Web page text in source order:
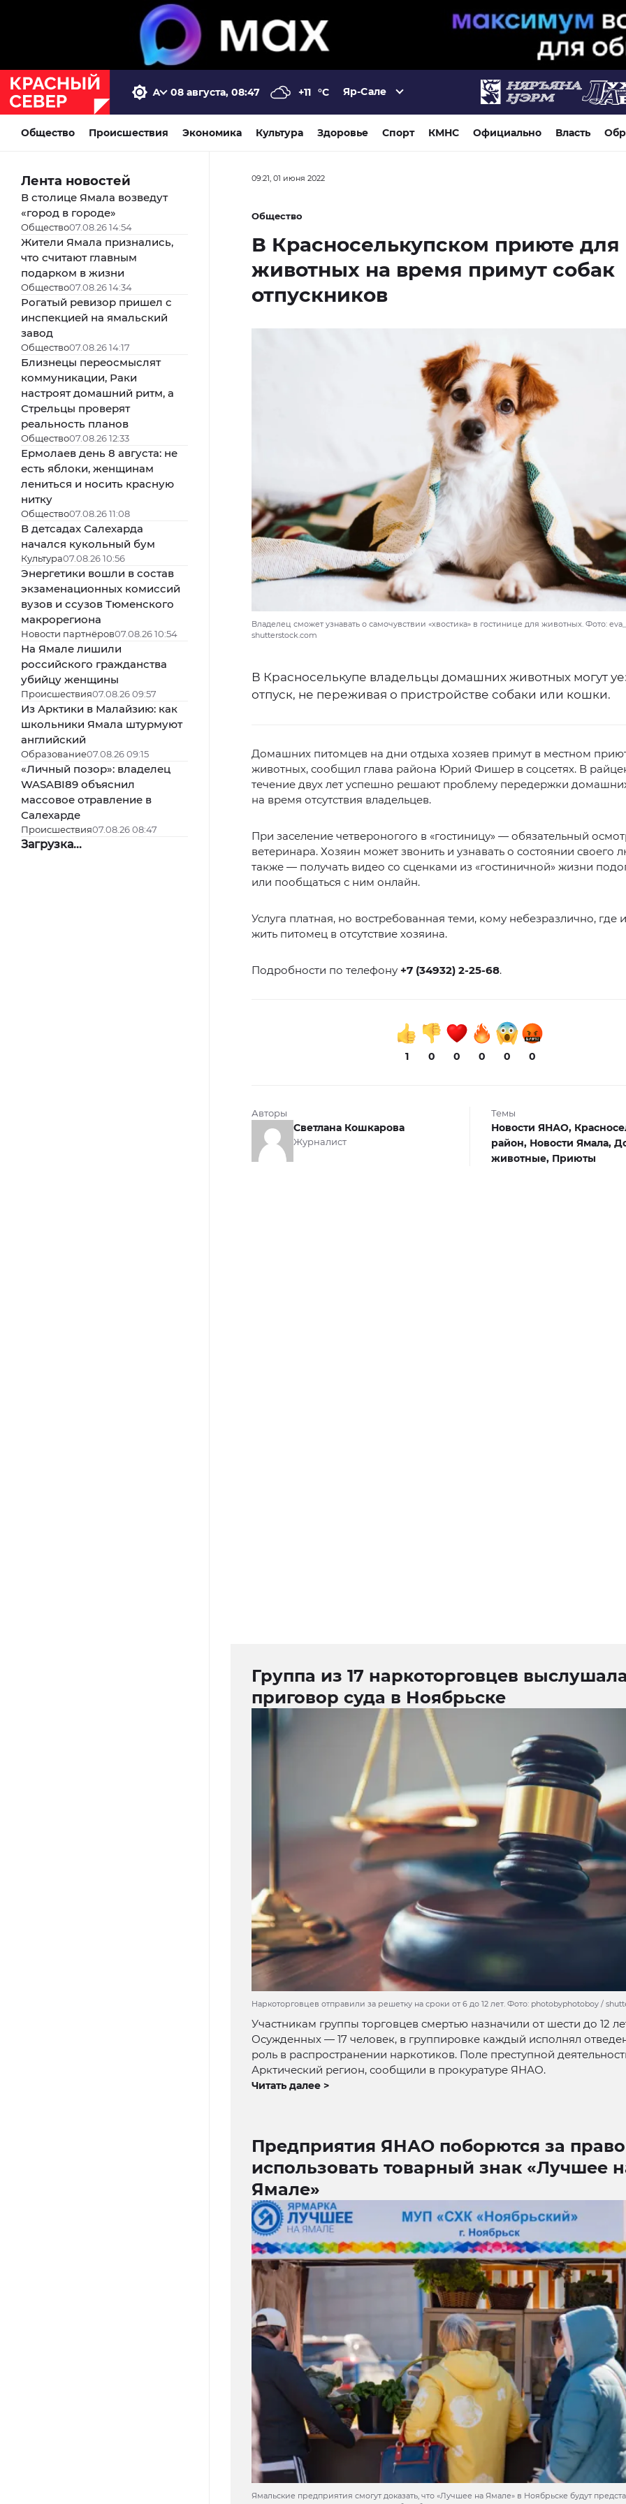
08 августа, 08:47 +11 °C Яр-Сале
Общество Происшествия Экономика Культура Здоровье Спорт КМНС Официально Власть
Лента новостей
В столице Ямала возведут
«город в городе»
Общество07.08.26 14:54
Жители Ямала признались,
что считают главным
подарком в жизни
Общество07.08.26 14:34
Рогатый ревизор пришел с
инспекцией на ямальский
завод
Общество07.08.26 14:17
Близнецы переосмыслят
коммуникации, Раки
настроят домашний ритм, а
Стрельцы проверят
реальность планов
Общество07.08.26 12:33
Ермолаев день 8 августа: не
есть яблоки, женщинам
лениться и носить красную
нитку
Общество07.08.26 11:08
В детсадах Салехарда
начался кукольный бум
Культура07.08.26 10:56
Энергетики вошли в состав
экзаменационных комиссий
вузов и ссузов Тюменского
макрорегиона
Новости партнёров07.08.26 10:54
На Ямале лишили
российского гражданства
убийцу женщины
Происшествия07.08.26 09:57
Из Арктики в Малайзию: как
школьники Ямала штурмуют
английский
Образование07.08.26 09:15
«Личный позор»: владелец
WASABI89 объяснил
массовое отравление в
Салехарде
Происшествия07.08.26 08:47
Загрузка...
09:21, 01 июня 2022
Общество
В Красноселькупском приюте для
животных на время примут собак
отпускников
Владелец сможет узнавать о самочувствии «хвостика» в гостинице для животных. Фото:
shutterstock.com
В Красноселькупе владельцы домашних животных могут
отпуск, не переживая о пристройстве собаки или кошки.
Домашних питомцев на дни отдыха хозяев примут в местном
животных, сообщил глава района Юрий Фишер в соцсетях. В
течение двух лет успешно решают проблему передержки
на время отсутствия владельцев.
При заселение четвероногого в «гостиницу» — обязательный
ветеринара. Хозяин может звонить и узнавать о состоянии своего
также — получать видео со сценками из «гостиничной» жизни
или пообщаться с ним онлайн.
Услуга платная, но востребованная теми, кому небезразлично, где
жить питомец в отсутствие хозяина.
Подробности по телефону +7 (34932) 2-25-68.
1 0 0 0 0 0
Авторы
Светлана Кошкарова
Журналист
Темы
Новости ЯНАО,
район, Новости Ямала,
животные, Приюты
Группа из 17 наркоторговцев
приговор суда в Ноябрьске
Наркоторговцев отправили за решетку на сроки от 6 до 12 лет. Фото: photobyphotoboy /
Участникам группы торговцев смертью назначили от шести до 12
Осужденных — 17 человек, в группировке каждый исполнял
роль в распространении наркотиков. Поле преступной
Арктический регион, сообщили в прокуратуре ЯНАО.
Читать далее >
Предприятия ЯНАО поборются за право
использовать товарный знак «Лучшее
Ямале»
Ямальские предприятия смогут доказать, что «Лучшее на Ямале» в Ноябрьске будут